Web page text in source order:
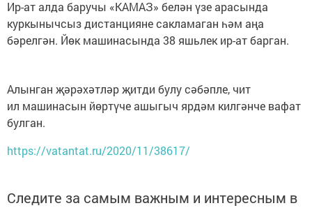
Ир-ат алда баручы «КАМАЗ» белән үзе арасында
куркынычсыз дистанцияне сакламаган һәм аңа
бәрелгән. Йөк машинасында 38 яшьлек ир-ат барган.
Алынган җәрәхәтләр җитди булу сәбәпле, чит
ил машинасын йөртүче ашыгыч ярдәм килгәнче вафат
булган.
https://vatantat.ru/2020/11/38617/
Следите за самым важным и интересным в